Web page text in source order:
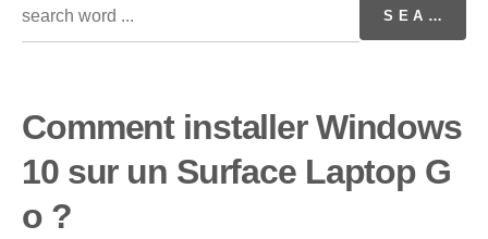
Comment installer Windows
10 sur un Surface Laptop G
o ?